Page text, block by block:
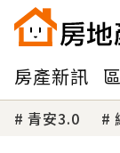
房產新訊
青安3.0